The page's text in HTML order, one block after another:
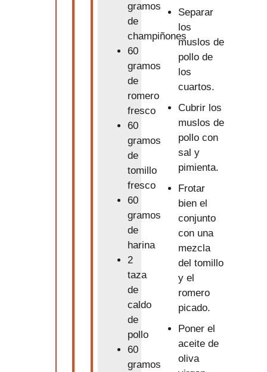
gramos
de
champiñones
60
gramos
de
romero
fresco
60
gramos
de
tomillo
fresco
60
gramos
de
harina
2
taza
de
caldo
de
pollo
60
gramos
Separar
los
muslos de
pollo de
los
cuartos.
Cubrir los
muslos de
pollo con
sal y
pimienta.
Frotar
bien el
conjunto
con una
mezcla
del tomillo
y el
romero
picado.
Poner el
aceite de
oliva